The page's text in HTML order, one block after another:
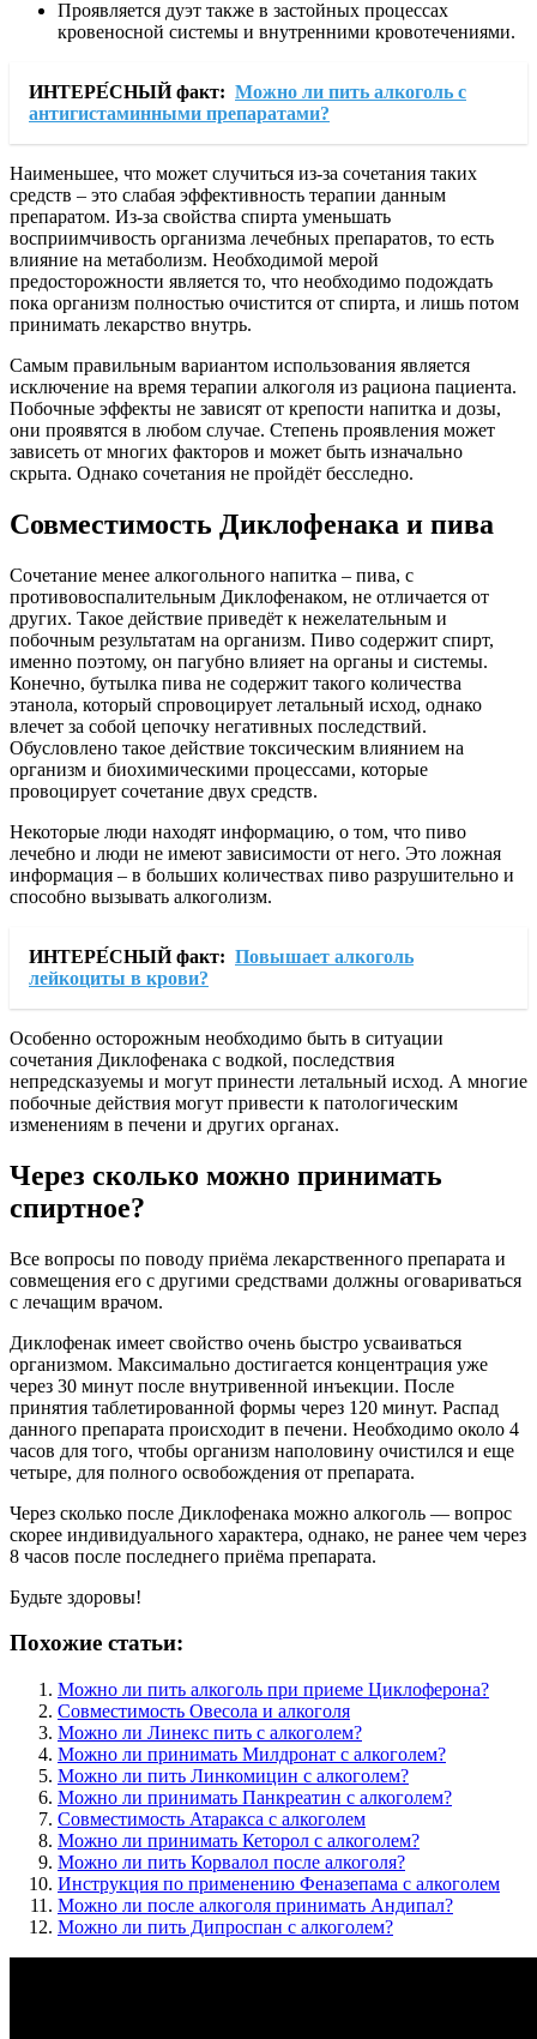
Проявляется дуэт также в застойных процессах
кровеносной системы и внутренними кровотечениями.
ИНТЕРЕ́СНЫЙ факт: Можно ли пить алкоголь с
антигистаминными препаратами?
Наименьшее, что может случиться из-за сочетания таких
средств – это слабая эффективность терапии данным
препаратом. Из-за свойства спирта уменьшать
восприимчивость организма лечебных препаратов, то есть
влияние на метаболизм. Необходимой мерой
предосторожности является то, что необходимо подождать
пока организм полностью очистится от спирта, и лишь потом
принимать лекарство внутрь.
Самым правильным вариантом использования является
исключение на время терапии алкоголя из рациона пациента.
Побочные эффекты не зависят от крепости напитка и дозы,
они проявятся в любом случае. Степень проявления может
зависеть от многих факторов и может быть изначально
скрыта. Однако сочетания не пройдёт бесследно.
Совместимость Диклофенака и пива
Сочетание менее алкогольного напитка – пива, с
противовоспалительным Диклофенаком, не отличается от
других. Такое действие приведёт к нежелательным и
побочным результатам на организм. Пиво содержит спирт,
именно поэтому, он пагубно влияет на органы и системы.
Конечно, бутылка пива не содержит такого количества
этанола, который спровоцирует летальный исход, однако
влечет за собой цепочку негативных последствий.
Обусловлено такое действие токсическим влиянием на
организм и биохимическими процессами, которые
провоцирует сочетание двух средств.
Некоторые люди находят информацию, о том, что пиво
лечебно и люди не имеют зависимости от него. Это ложная
информация – в больших количествах пиво разрушительно и
способно вызывать алкоголизм.
ИНТЕРЕ́СНЫЙ факт: Повышает алкоголь
лейкоциты в крови?
Особенно осторожным необходимо быть в ситуации
сочетания Диклофенака с водкой, последствия
непредсказуемы и могут принести летальный исход. А многие
побочные действия могут привести к патологическим
изменениям в печени и других органах.
Через сколько можно принимать
спиртное?
Все вопросы по поводу приёма лекарственного препарата и
совмещения его с другими средствами должны оговариваться
с лечащим врачом.
Диклофенак имеет свойство очень быстро усваиваться
организмом. Максимально достигается концентрация уже
через 30 минут после внутривенной инъекции. После
принятия таблетированной формы через 120 минут. Распад
данного препарата происходит в печени. Необходимо около 4
часов для того, чтобы организм наполовину очистился и еще
четыре, для полного освобождения от препарата.
Через сколько после Диклофенака можно алкоголь — вопрос
скорее индивидуального характера, однако, не ранее чем через
8 часов после последнего приёма препарата.
Будьте здоровы!
Похожие статьи:
Можно ли пить алкоголь при приеме Циклоферона?
Совместимость Овесола и алкоголя
Можно ли Линекс пить с алкоголем?
Можно ли принимать Милдронат с алкоголем?
Можно ли пить Линкомицин с алкоголем?
Можно ли принимать Панкреатин с алкоголем?
Совместимость Атаракса с алкоголем
Можно ли принимать Кеторол с алкоголем?
Можно ли пить Корвалол после алкоголя?
Инструкция по применению Феназепама с алкоголем
Можно ли после алкоголя принимать Андипал?
Можно ли пить Дипроспан с алкоголем?